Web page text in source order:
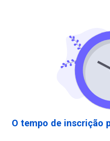
O tempo de inscrição